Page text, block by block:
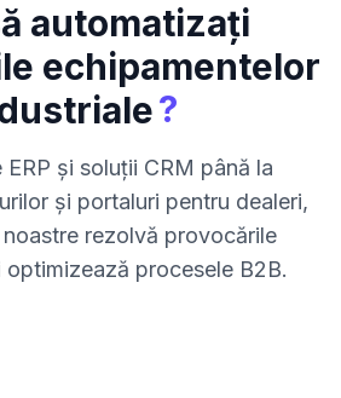
automatizați
echipamentelor
?
ERP și soluții CRM până la
și portaluri pentru dealeri,
rezolvă provocările
procesele B2B.